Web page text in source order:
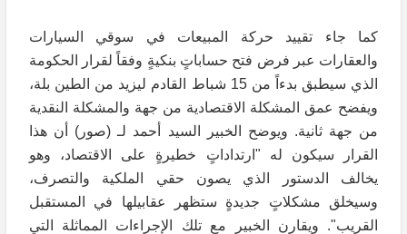
كما جاء تقييد حركة المبيعات في سوقي السيارات
والعقارات عبر فرض فتح حساباتٍ بنكيةٍ وفقاً لقرار الحكومة
الذي سيطبق بدءاً من 15 شباط القادم ليزيد من الطين بلة،
ويفضح عمق المشكلة الاقتصادية من جهة والمشكلة النقدية
من جهة ثانية. ويوضح الخبير السيد أحمد لـ (صور) أن هذا
القرار سيكون له "ارتداداتٍ خطيرةٍ على الاقتصاد، وهو
يخالف الدستور الذي يصون حقي الملكية والتصرف،
وسيخلق مشكلاتٍ جديدةٍ ستظهر عقابيلها في المستقبل
القريب". ويقارن الخبير مع تلك الإجراءات المماثلة التي